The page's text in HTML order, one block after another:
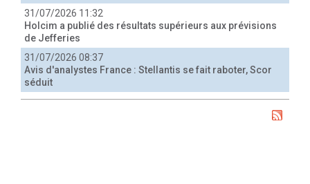
31/07/2026 11:32
Holcim a publié des résultats supérieurs aux prévisions
de Jefferies
31/07/2026 08:37
Avis d'analystes France : Stellantis se fait raboter, Scor
séduit